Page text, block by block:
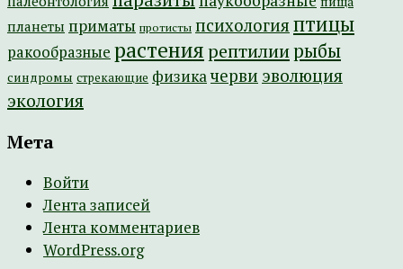
планеты приматы протисты психология птицы
ракообразные растениярептилиирыбы
синдромы стрекающие физикачерви эволюция
экология
Мета
Войти
Лента записей
Лента комментариев
WordPress.org